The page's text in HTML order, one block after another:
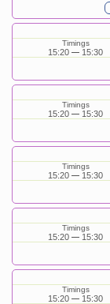
Timings
15:20 15:30
Timings
15:20 15:30
Timings
15:20 15:30
Timings
15:20 15:30
Timings
15:20 15:30